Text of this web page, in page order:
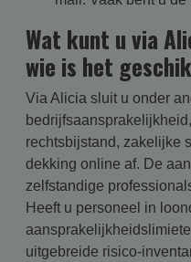
Wat kunt u via
wie is het
Via Alicia sluit u onder
rechtsbijstand, zakelijke
dekking online af. De
zelfstandige
Heeft u personeel in
uitgebreide risico-